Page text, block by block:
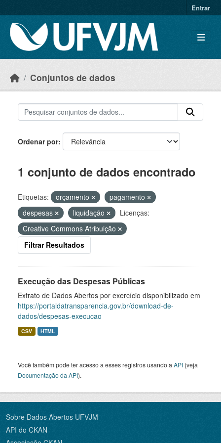
Entrar
Conjuntos de dados
Ordenar por
1 conjunto de dados encontrado
Etiquetas: orçamento
pagamento
despesas
liquidação
Licenças:
Creative Commons Atribuição
Filtrar Resultados
Execução das Despesas Públicas
Extrato de Dados Abertos por exercício disponibilizado em
https://portaldatransparencia.gov.br/download-de-
dados/despesas-execucao
CSV HTML
Você também pode ter acesso a esses registros usando a API (veja
Documentação da API).
Sobre Dados Abertos UFVJM
API do CKAN